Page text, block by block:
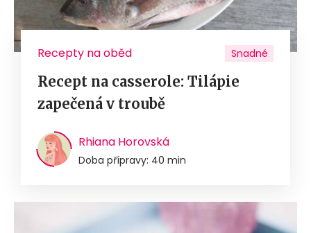
Recepty na oběd Snadné
Recept na casserole: Tilápie
zapečená v troubě
Rhiana Horovská
Doba přípravy: 40 min